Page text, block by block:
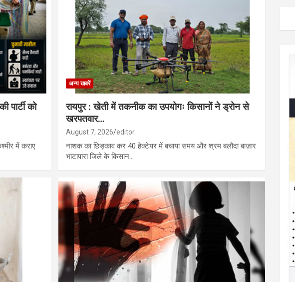
तीसरी कक्षा की छात्रा से दुष्कर्म के बाद हत्या, पड़ोसी गिरफ्तार…
विद्यालय जगन्नाथपुर में मिशन वात्सल्य एकीकृत बाल संरक्षण सेवाएं जागरूकता कार्यक्रम का किया गया आयोजन…
को
में कराए
अन्य खबरें
रायपुर : खेती में तकनीक का उपयोगः किसानों ने ड्रोन से
खरपतवार…
August 7, 2026 editor
नाशक का छिड़काव कर 40 हेक्टेयर में बचाया समय और श्रम बलौदा बाज़ार
भाटापारा जिले के किसान…